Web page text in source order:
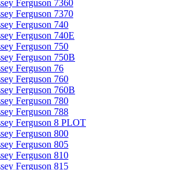
Ferguson 7360
Ferguson 7370
Ferguson 740
Ferguson 740E
Ferguson 750
Ferguson 750B
Ferguson 76
Ferguson 760
Ferguson 760B
Ferguson 780
Ferguson 788
Ferguson 8 PLOT
Ferguson 800
Ferguson 805
Ferguson 810
Ferguson 815